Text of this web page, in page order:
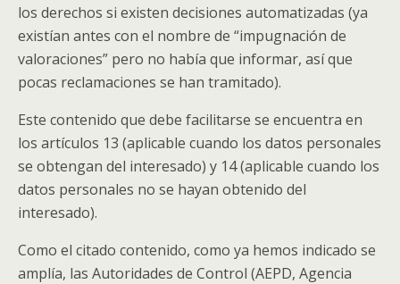
los derechos si existen decisiones automatizadas (ya
existían antes con el nombre de “impugnación de
valoraciones” pero no había que informar, así que
pocas reclamaciones se han tramitado).
Este contenido que debe facilitarse se encuentra en
los artículos 13 (aplicable cuando los datos personales
se obtengan del interesado) y 14 (aplicable cuando los
datos personales no se hayan obtenido del
interesado).
Como el citado contenido, como ya hemos indicado se
amplía, las Autoridades de Control (AEPD, Agencia